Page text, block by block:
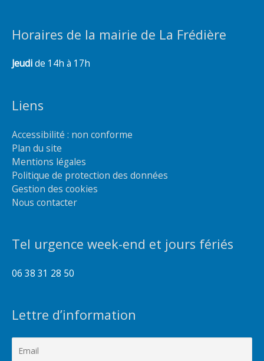
Horaires de la mairie de La Frédière
Jeudide 14h à 17h
Liens
Accessibilité : non conforme
Plan du site
Mentions légales
Politique de protection des données
Gestion des cookies
Nous contacter
Tel urgence week-end et jours fériés
06 38 31 28 50
Lettre d’information